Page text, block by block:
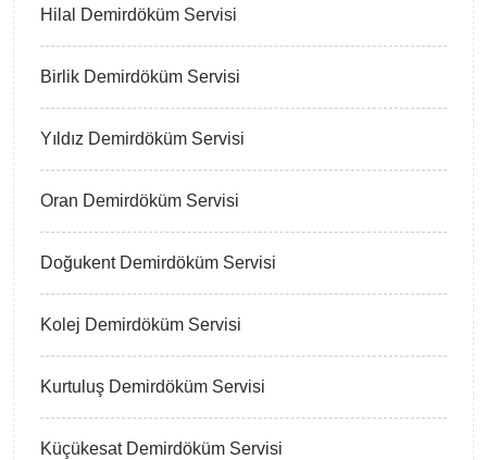
Hilal Demirdöküm Servisi
Birlik Demirdöküm Servisi
Yıldız Demirdöküm Servisi
Oran Demirdöküm Servisi
Doğukent Demirdöküm Servisi
Kolej Demirdöküm Servisi
Kurtuluş Demirdöküm Servisi
Küçükesat Demirdöküm Servisi